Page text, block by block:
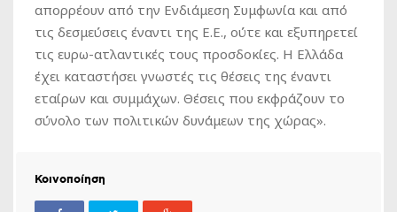
απορρέουν από την Ενδιάμεση Συμφωνία και από
τις δεσμεύσεις έναντι της Ε.Ε., ούτε και εξυπηρετεί
τις ευρω-ατλαντικές τους προσδοκίες. Η Ελλάδα
έχει καταστήσει γνωστές τις θέσεις της έναντι
εταίρων και συμμάχων. Θέσεις που εκφράζουν το
σύνολο των πολιτικών δυνάμεων της χώρας».
Κοινοποίηση